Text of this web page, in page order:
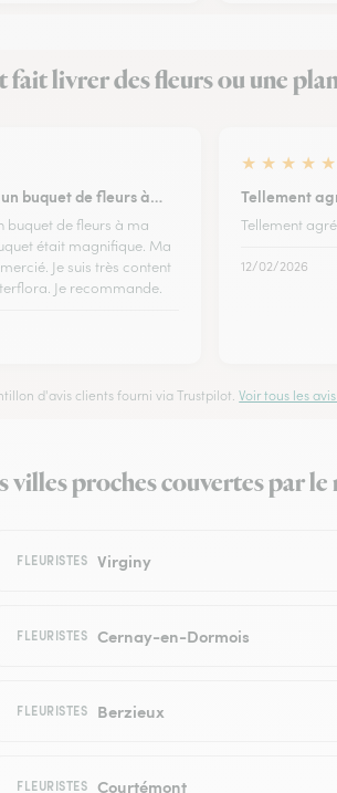
fait livrer des fleurs ou une
buquet de fleurs à…
buquet de fleurs à ma
était magnifique. Ma
Je suis très content
Je recommande.
★ ★ ★ ★ ★
Tellement
Tellement
12/02/2026
d'avis clients fourni via Trustpilot.Voir tous les
proches couvertes par
FLEURISTES Virginy
FLEURISTES Cernay-en-Dormois
FLEURISTES Berzieux
FLEURISTES Courtémont